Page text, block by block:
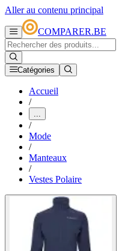
Aller au contenu principal
COMPARER.BE
Catégories
Accueil
/
...
/
Mode
/
Manteaux
/
Vestes Polaire